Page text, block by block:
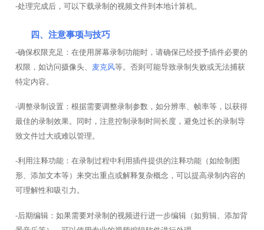
-处理完成后，可以下载录制的视频文件到本地计算机。
四、注意事项与技巧
-确保权限充足：在使用屏幕录制功能时，请确保已经授予插件必要的
权限，如访问摄像头、 麦克风等。否则可能导致录制失败或无法捕获
特定内容。
-调整录制设置：根据需要调整录制参数，如分辨率、帧率等，以获得
最佳的录制效果。同时，注意控制录制时间长度，避免过长的录制导
致文件过大或难以管理。
-利用注释功能：在录制过程中利用插件提供的注释功能（如绘制图
形、添加文本等）来突出重点或解释复杂概念，可以提高录制内容的
可理解性和吸引力。
-后期编辑：如果需要对录制的视频进行进一步编辑（如剪辑、添加背